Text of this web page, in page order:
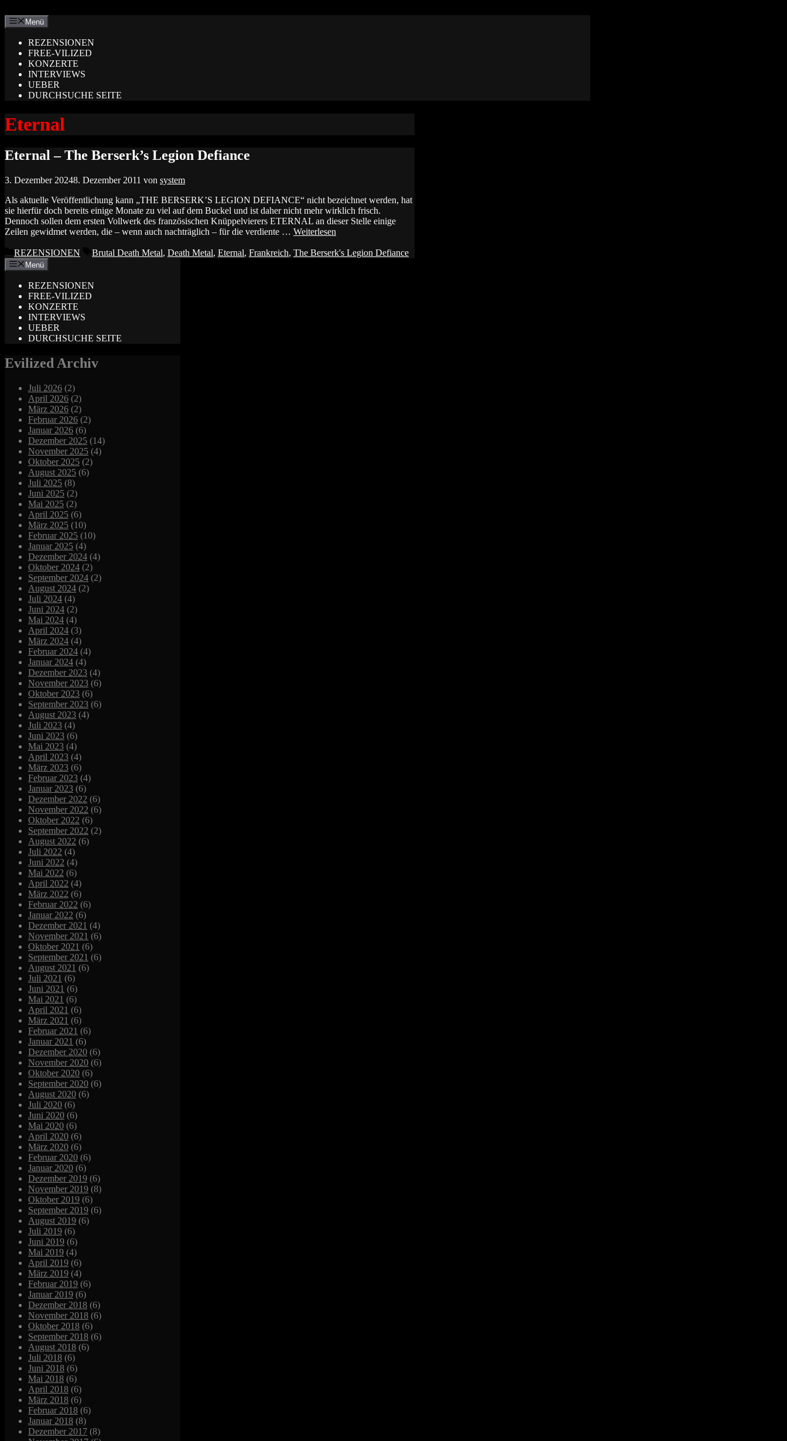
Inhalt
springen
Menü
REZENSIONEN
FREE-VILIZED
KONZERTE
INTERVIEWS
UEBER
DURCHSUCHE SEITE
Eternal
Eternal – The Berserk’s Legion Defiance
3. Dezember 20248. Dezember 2011 von system
Als aktuelle Veröffentlichung kann „THE BERSERK’S LEGION DEFIANCE“ nicht bezeichnet werden, hat
sie hierfür doch bereits einige Monate zu viel auf dem Buckel und ist daher nicht mehr wirklich frisch.
Dennoch sollen dem ersten Vollwerk des französischen Knüppelvierers ETERNAL an dieser Stelle einige
Zeilen gewidmet werden, die – wenn auch nachträglich – für die verdiente … Weiterlesen
Kategorien
REZENSIONEN Schlagwörter
Brutal Death Metal, Death Metal, Eternal, Frankreich, The Berserk's Legion Defiance
Menü
REZENSIONEN
FREE-VILIZED
KONZERTE
INTERVIEWS
UEBER
DURCHSUCHE SEITE
Evilized Archiv
Juli 2026 (2)
April 2026 (2)
März 2026 (2)
Februar 2026 (2)
Januar 2026 (6)
Dezember 2025 (14)
November 2025 (4)
Oktober 2025 (2)
August 2025 (6)
Juli 2025 (8)
Juni 2025 (2)
Mai 2025 (2)
April 2025 (6)
März 2025 (10)
Februar 2025 (10)
Januar 2025 (4)
Dezember 2024 (4)
Oktober 2024 (2)
September 2024 (2)
August 2024 (2)
Juli 2024 (4)
Juni 2024 (2)
Mai 2024 (4)
April 2024 (3)
März 2024 (4)
Februar 2024 (4)
Januar 2024 (4)
Dezember 2023 (4)
November 2023 (6)
Oktober 2023 (6)
September 2023 (6)
August 2023 (4)
Juli 2023 (4)
Juni 2023 (6)
Mai 2023 (4)
April 2023 (4)
März 2023 (6)
Februar 2023 (4)
Januar 2023 (6)
Dezember 2022 (6)
November 2022 (6)
Oktober 2022 (6)
September 2022 (2)
August 2022 (6)
Juli 2022 (4)
Juni 2022 (4)
Mai 2022 (6)
April 2022 (4)
März 2022 (6)
Februar 2022 (6)
Januar 2022 (6)
Dezember 2021 (4)
November 2021 (6)
Oktober 2021 (6)
September 2021 (6)
August 2021 (6)
Juli 2021 (6)
Juni 2021 (6)
Mai 2021 (6)
April 2021 (6)
März 2021 (6)
Februar 2021 (6)
Januar 2021 (6)
Dezember 2020 (6)
November 2020 (6)
Oktober 2020 (6)
September 2020 (6)
August 2020 (6)
Juli 2020 (6)
Juni 2020 (6)
Mai 2020 (6)
April 2020 (6)
März 2020 (6)
Februar 2020 (6)
Januar 2020 (6)
Dezember 2019 (6)
November 2019 (8)
Oktober 2019 (6)
September 2019 (6)
August 2019 (6)
Juli 2019 (6)
Juni 2019 (6)
Mai 2019 (4)
April 2019 (6)
März 2019 (4)
Februar 2019 (6)
Januar 2019 (6)
Dezember 2018 (6)
November 2018 (6)
Oktober 2018 (6)
September 2018 (6)
August 2018 (6)
Juli 2018 (6)
Juni 2018 (6)
Mai 2018 (6)
April 2018 (6)
März 2018 (6)
Februar 2018 (6)
Januar 2018 (8)
Dezember 2017 (8)